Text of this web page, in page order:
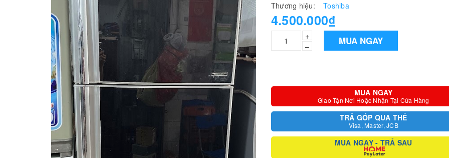
Thương hiệu:
Toshiba
4.500.000₫
+
–
MUA NGAY
MUA NGAY
Giao Tận Nơi Hoặc Nhận Tại Cửa Hàng
TRẢ GÓP QUA THẺ
Visa, Master, JCB
MUA NGAY - TRẢ SAU